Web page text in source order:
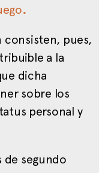
.
consisten, pues,
a la
dicha
sobre los
personal y
de segundo